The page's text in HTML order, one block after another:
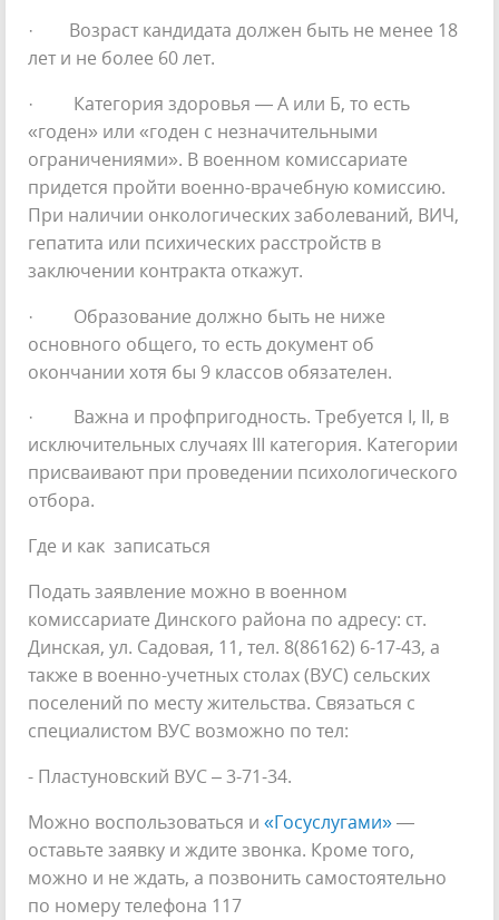
· Возраст кандидата должен быть не менее 18
лет и не более 60 лет.
· Категория здоровья — А или Б, то есть
«годен» или «годен с незначительными
ограничениями». В военном комиссариате
придется пройти военно-врачебную комиссию.
При наличии онкологических заболеваний, ВИЧ,
гепатита или психических расстройств в
заключении контракта откажут.
· Образование должно быть не ниже
основного общего, то есть документ об
окончании хотя бы 9 классов обязателен.
· Важна и профпригодность. Требуется I, II, в
исключительных случаях III категория. Категории
присваивают при проведении психологического
отбора.
Где и как записаться
Подать заявление можно в военном
комиссариате Динского района по адресу: ст.
Динская, ул. Садовая, 11, тел. 8(86162) 6-17-43, а
также в военно-учетных столах (ВУС) сельских
поселений по месту жительства. Связаться с
специалистом ВУС возможно по тел:
- Пластуновский ВУС – 3-71-34.
Можно воспользоваться и «Госуслугами»—
оставьте заявку и ждите звонка. Кроме того,
можно и не ждать, а позвонить самостоятельно
по номеру телефона 117